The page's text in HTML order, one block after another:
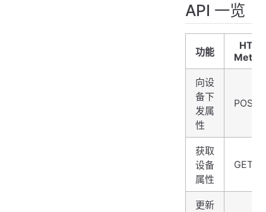
API 一览
功能
HTTP
向设
备下
发属
性
POST
获取
设备
属性
GET
更新